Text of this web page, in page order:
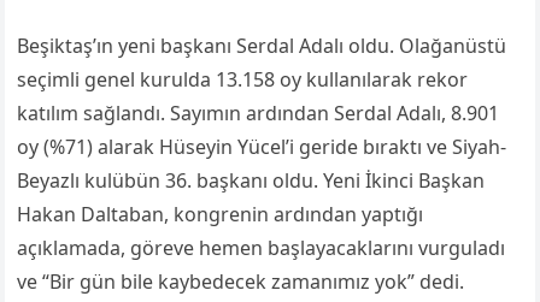
Beşiktaş’ın yeni başkanı Serdal Adalı oldu. Olağanüstü
seçimli genel kurulda 13.158 oy kullanılarak rekor
katılım sağlandı. Sayımın ardından Serdal Adalı, 8.901
oy (%71) alarak Hüseyin Yücel’i geride bıraktı ve Siyah-
Beyazlı kulübün 36. başkanı oldu. Yeni İkinci Başkan
Hakan Daltaban, kongrenin ardından yaptığı
açıklamada, göreve hemen başlayacaklarını vurguladı
ve “Bir gün bile kaybedecek zamanımız yok” dedi.